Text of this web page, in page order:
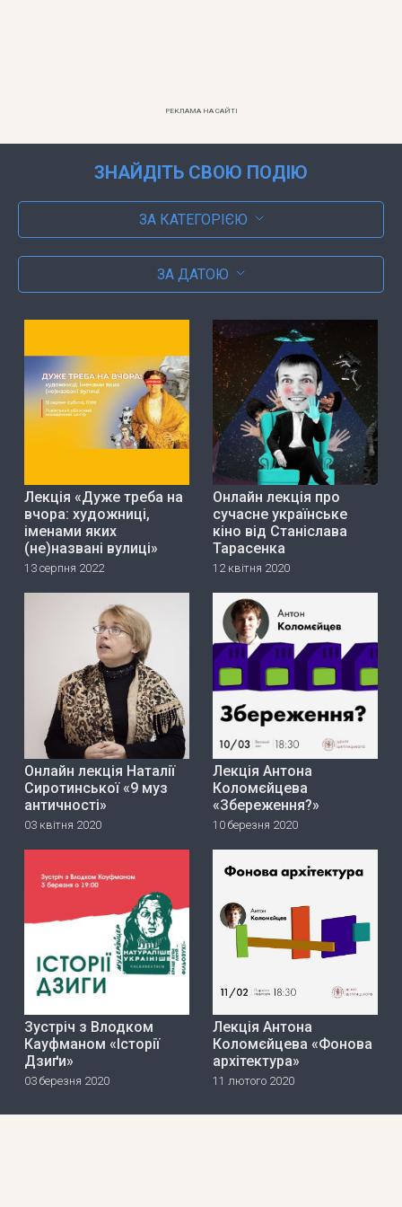
РЕКЛАМА НА САЙТІ
ЗНАЙДІТЬ СВОЮ ПОДІЮ
ЗА КАТЕГОРІЄЮ
ЗА ДАТОЮ
Лекція «Дуже треба на
вчора: художниці,
іменами яких
(не)названі вулиці»
13 серпня 2022
Онлайн лекція про
сучасне українське
кіно від Станіслава
Тарасенка
12 квітня 2020
Онлайн лекція Наталії
Сиротинської «9 муз
античності»
03 квітня 2020
Лекція Антона
Коломєйцева
«Збереження?»
10 березня 2020
Зустріч з Влодком
Кауфманом «Історії
Дзиґи»
03 березня 2020
Лекція Антона
Коломєйцева «Фонова
архітектура»
11 лютого 2020